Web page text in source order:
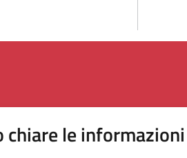
chiare le